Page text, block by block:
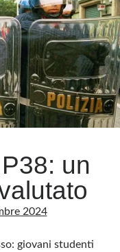
un
2024
giovani studenti